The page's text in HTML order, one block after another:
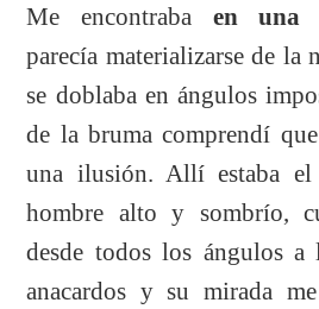
Me encontraba en una
parecía materializarse de la
se doblaba en ángulos
de la bruma comprendí
una ilusión. Allí estaba el
hombre alto y sombrío,
desde todos los ángulos a
anacardos y su mirada